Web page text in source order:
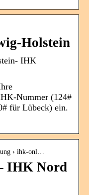
Holstein
IHK
Nummer (124#
für Lübeck) ein.
› ihk-onl…
IHK Nord